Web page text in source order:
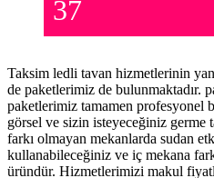
37
Taksim ledli tavan hizmetlerinin
de paketlerimiz de bulunmaktadır.
paketlerimiz tamamen profesyonel
görsel ve sizin isteyeceğiniz germe
farkı olmayan mekanlarda sudan
kullanabileceğiniz ve iç mekana
üründür. Hizmetlerimizi makul